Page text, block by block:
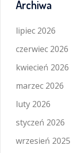
Archiwa
lipiec 2026
czerwiec 2026
kwiecień 2026
marzec 2026
luty 2026
styczeń 2026
wrzesień 2025